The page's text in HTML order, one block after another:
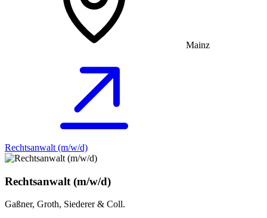
Mainz
Rechtsanwalt (m/w/d)
Rechtsanwalt (m/w/d)
Gaßner, Groth, Siederer & Coll.